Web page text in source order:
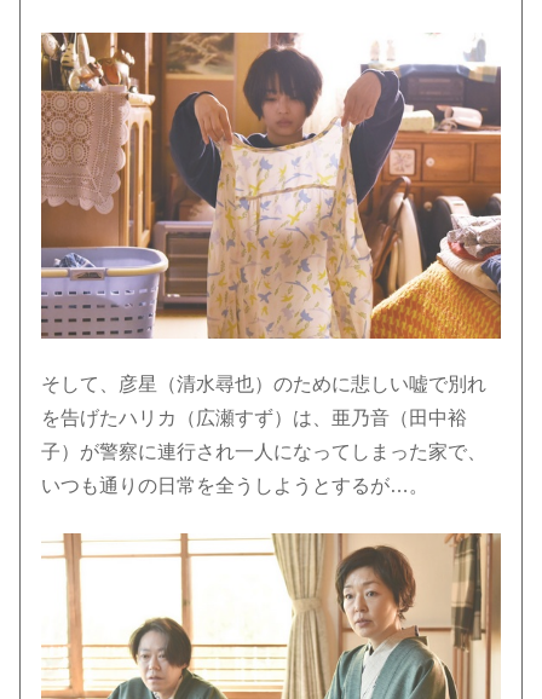
そして、彦星（清水尋也）のために悲しい嘘で別れ
を告げたハリカ（広瀬すず）は、亜乃音（田中裕
子）が警察に連行され一人になってしまった家で、
いつも通りの日常を全うしようとするが…。